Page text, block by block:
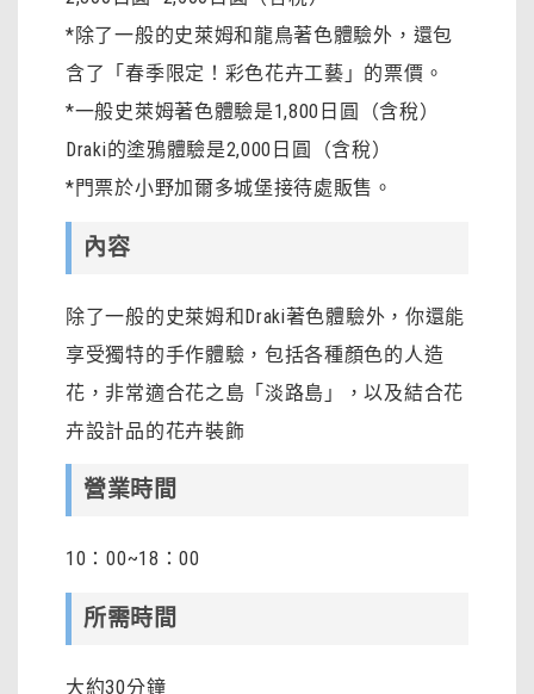
*除了一般的史萊姆和龍鳥著色體驗外，還包
含了「春季限定！彩色花卉工藝」的票價。
*一般史萊姆著色體驗是1,800日圓（含稅）
Draki的塗鴉體驗是2,000日圓（含稅）
*門票於小野加爾多城堡接待處販售。
內容
除了一般的史萊姆和Draki著色體驗外，你還能
享受獨特的手作體驗，包括各種顏色的人造
花，非常適合花之島「淡路島」，以及結合花
卉設計品的花卉裝飾
營業時間
10：00~18：00
所需時間
大約30分鐘